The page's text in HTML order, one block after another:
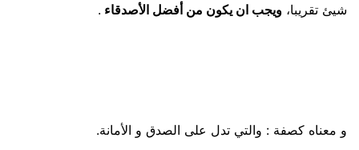
شيئ تقريبا، ويجب ان يكون من أفضل الأصدقاء .
و معناه كصفة : والتي تدل على الصدق و الأمانة.